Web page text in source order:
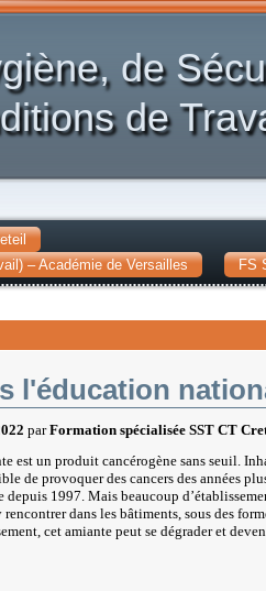
de
de
– Académie de Versailles
FS
l'éducation
parFormation spécialisée SST CT
est un produit cancérogène sans seuil.
de provoquer des cancers des années
depuis 1997. Mais beaucoup
rencontrer dans les bâtiments, sous des
cet amiante peut se dégrader et